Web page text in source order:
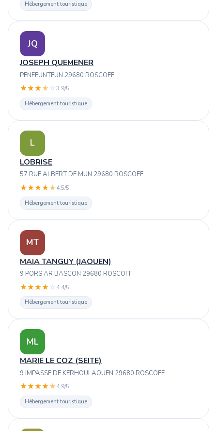
Hébergement touristique
JQ
JOSEPH QUEMENER
PENFEUNTEUN 29680 ROSCOFF
★★★★ ☆3.9/5
Hébergement touristique
L
LOBRISE
57 RUE ALBERT DE MUN 29680 ROSCOFF
★★★★★4.5/5
Hébergement touristique
MT
MAIA TANGUY (JAOUEN)
9 PORS AR BASCON 29680 ROSCOFF
★★★★ ☆ 4.4/5
Hébergement touristique
ML
MARIE LE COZ (SEITE)
9 IMPASSE DE KERHOULAOUEN 29680 ROSCOFF
★★★★★4.9/5
Hébergement touristique